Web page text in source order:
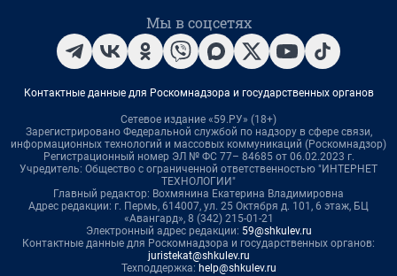
Мы в соцсетях
Контактные данные для Роскомнадзора и государственных органов
Сетевое издание «59.РУ» (18+)
Зарегистрировано Федеральной службой по надзору в сфере связи,
информационных технологий и массовых коммуникаций (Роскомнадзор)
Регистрационный номер ЭЛ № ФС 77– 84685 от 06.02.2023 г.
Учредитель: Общество с ограниченной ответственностью "ИНТЕРНЕТ
ТЕХНОЛОГИИ"
Главный редактор: Вохмянина Екатерина Владимировна
Адрес редакции: г. Пермь, 614007, ул. 25 Октября д. 101, 6 этаж, БЦ
«Авангард», 8 (342) 215-01-21
Электронный адрес редакции: 59@shkulev.ru
Контактные данные для Роскомнадзора и государственных органов:
juristekat@shkulev.ru
Техподдержка: help@shkulev.ru